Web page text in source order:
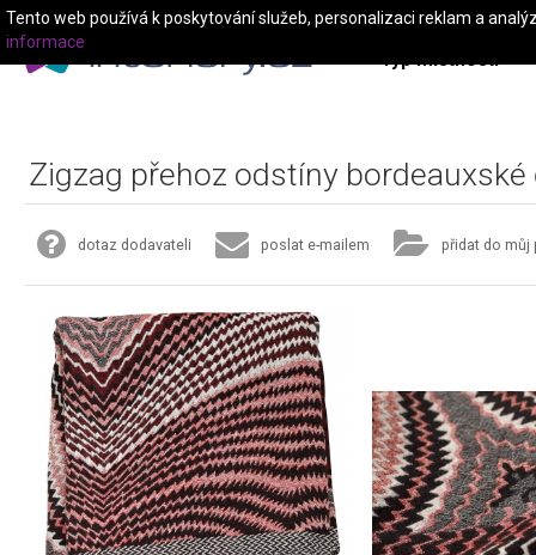
Typ místnosti
Zigzag přehoz odstíny bordeauxské
dotaz dodavateli poslat e-mailem přidat do můj
Tento web používá k poskytování služeb, personalizaci reklam a
informace